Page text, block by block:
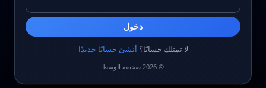
دخول
لا تمتلك حسابًا؟ أنشئ حسابًا جديدًا
© 2026 صحيفة الوسط